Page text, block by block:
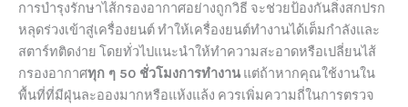
การบำรุงรักษาไส้กรองอากาศอย่างถูกวิธี จะช่วยป้องกันสิ่งสกปรก
หลุดร่วงเข้าสู่เครื่องยนต์ ทำให้เครื่องยนต์ทำงานได้เต็มกำลังและ
สตาร์ทติดง่าย โดยทั่วไปแนะนำให้ทำความสะอาดหรือเปลี่ยนไส้
กรองอากาศทุก ๆ 50 ชั่วโมงการทำงาน แต่ถ้าหากคุณใช้งานใน
พื้นที่ที่มีฝุ่นละอองมากหรือแห้งแล้ง ควรเพิ่มความถี่ในการตรวจ